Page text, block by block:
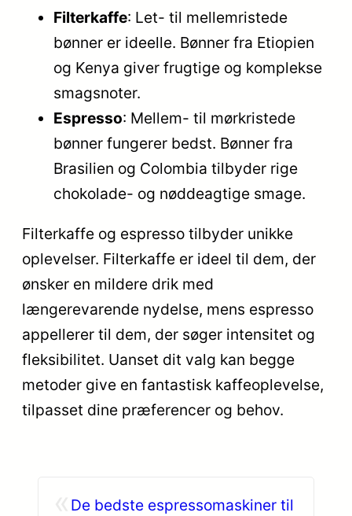
Filterkaffe: Let- til mellemristede
bønner er ideelle. Bønner fra Etiopien
og Kenya giver frugtige og komplekse
smagsnoter.
Espresso: Mellem- til mørkristede
bønner fungerer bedst. Bønner fra
Brasilien og Colombia tilbyder rige
chokolade- og nøddeagtige smage.
Filterkaffe og espresso tilbyder unikke
oplevelser. Filterkaffe er ideel til dem, der
ønsker en mildere drik med
længerevarende nydelse, mens espresso
appellerer til dem, der søger intensitet og
fleksibilitet. Uanset dit valg kan begge
metoder give en fantastisk kaffeoplevelse,
tilpasset dine præferencer og behov.
De bedste espressomaskiner til